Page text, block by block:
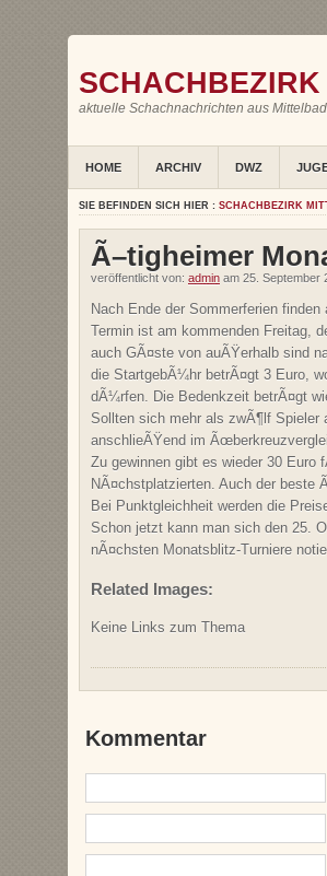
aktuelle Schachnachrichten aus
HOME ARCHIV DWZ
SIE BEFINDEN SICH HIER : SCHACHBEZIRK
Ã–tigheimer
veröffentlicht von: admin am 25. September
Nach Ende der Sommerferien
Termin ist am kommenden Freitag,
auch GÃ¤ste von auÃŸerhalb sind
die StartgebÃ¼hr betrÃ¤gt 3 Euro,
dÃ¼rfen. Die Bedenkzeit betrÃ¤gt
Sollten sich mehr als zwÃ¶lf Spieler
anschlieÃŸend im
Zu gewinnen gibt es wieder 30
NÃ¤chstplatzierten. Auch der beste
Bei Punktgleichheit werden die
Schon jetzt kann man sich den 25.
nÃ¤chsten Monatsblitz-Turniere
Related Images:
Keine Links zum Thema
Kommentar